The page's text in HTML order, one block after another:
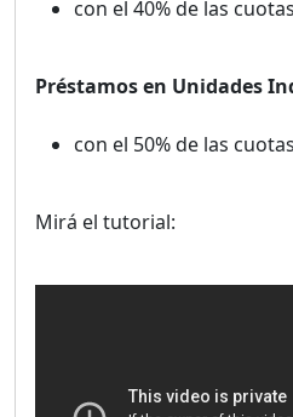
con el 40% de las
Préstamos en Unidades
con el 50% de las
Mirá el tutorial: